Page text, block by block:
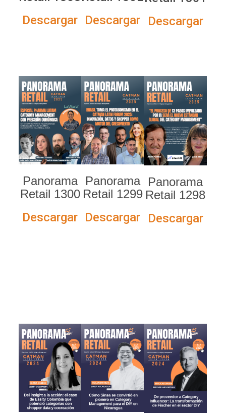
Descargar Descargar
Descargar
Panorama
Retail 1300
Descargar
Panorama
Retail 1299
Descargar
Panorama
Retail 1298
Descargar